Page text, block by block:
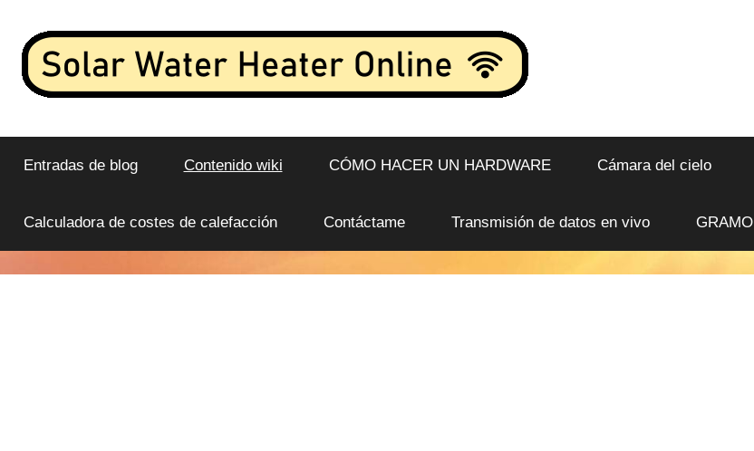
contenido
Calentador
de
agua
solar
de
datos
Entradas de blog Contenido wiki CÓMO HACER UN HARDWARE Cámara del cielo
Calculadora de costes de calefacción Contáctame Transmisión de datos en vivo GRAMO